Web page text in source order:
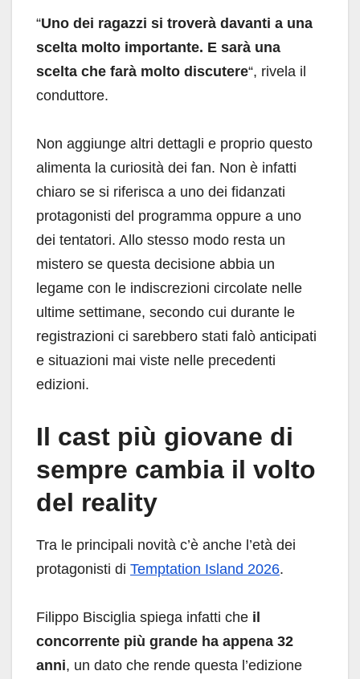
“Uno dei ragazzi si troverà davanti a una
scelta molto importante. E sarà una
scelta che farà molto discutere“, rivela il
conduttore.
Non aggiunge altri dettagli e proprio questo
alimenta la curiosità dei fan. Non è infatti
chiaro se si riferisca a uno dei fidanzati
protagonisti del programma oppure a uno
dei tentatori. Allo stesso modo resta un
mistero se questa decisione abbia un
legame con le indiscrezioni circolate nelle
ultime settimane, secondo cui durante le
registrazioni ci sarebbero stati falò anticipati
e situazioni mai viste nelle precedenti
edizioni.
Il cast più giovane di
sempre cambia il volto
del reality
Tra le principali novità c’è anche l’età dei
protagonisti di Temptation Island 2026.
Filippo Bisciglia spiega infatti che il
concorrente più grande ha appena 32
anni, un dato che rende questa l’edizione